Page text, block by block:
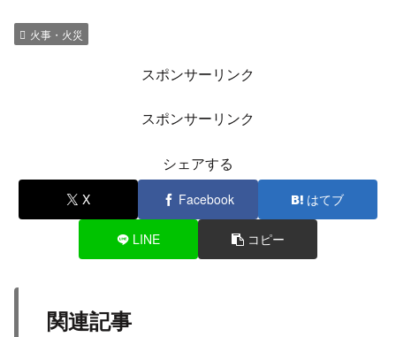
火事・火災
スポンサーリンク
スポンサーリンク
シェアする
X Facebook はてブ
LINE コピー
関連記事